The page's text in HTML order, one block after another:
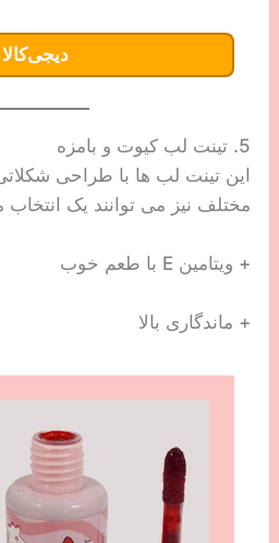
دیجی‌کالا
5. تینت لب کیوت و بامزه
این تینت لب ها با طراحی
مختلف نیز می توانند یک
+ ویتامین E با طعم خوب
+ ماندگاری بالا